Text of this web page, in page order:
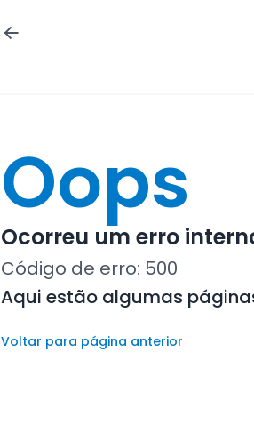
Oops
Ocorreu um erro
Código de erro: 500
Aqui estão algumas
Voltar para página anterior